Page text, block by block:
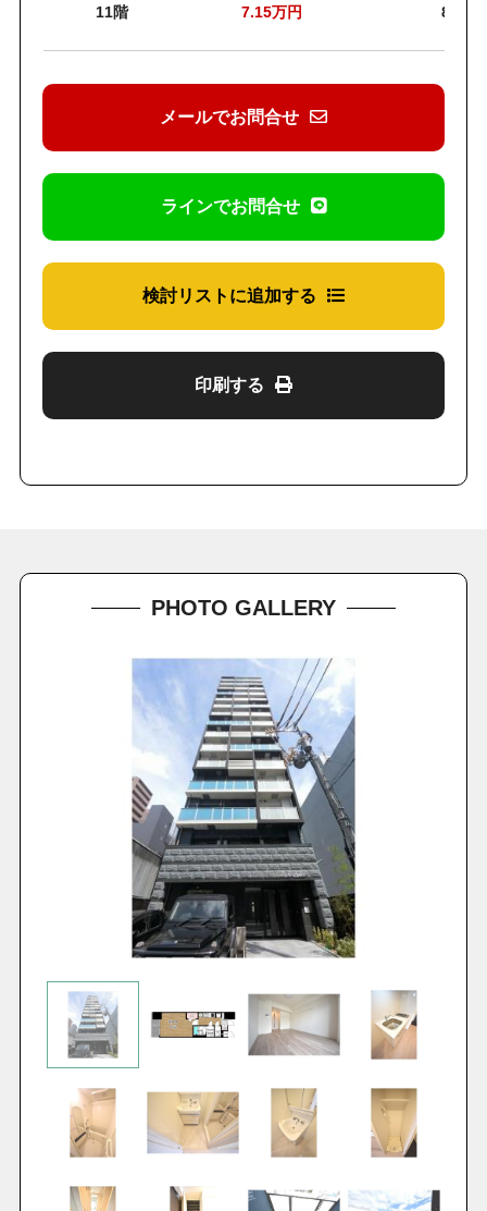
11階 7.15万円 8,570
メールでお問合せ
ラインでお問合せ
検討リストに追加する
印刷する
PHOTO GALLERY